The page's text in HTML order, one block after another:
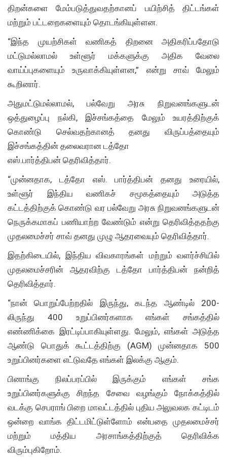
திறன்களை மேம்படுத்துவதற்கானப் பயிற்சித் திட்டங்கள்
மற்றும் பட்டறைகளையும் தொடங்கியுள்ளன.
“இந்த முயற்சிகள் வணிகத் திறனை அதிகரிப்பதோடு
மட்டுமல்லாமல் உள்ளூர் மக்களுக்கு அதிக வேலை
வாய்ப்புகளையும் உருவாக்கியுள்ளன,” என்று சாவ் மேலும்
கூறினார்.
அதுமட்டுமல்லாமல், பல்வேறு அரசு நிறுவனங்களுடன்
ஒத்துழைப்பு நல்கி, இச்சங்கத்தை மேலும் உயரத்திற்குக்
கொண்டு செல்வதற்கானத் தனது விருப்பத்தையும்
இச்சங்கத்தின் தலைவரான டத்தோ
எஸ்.பார்த்திபன் தெரிவித்தார்.
“முன்னதாக, டத்தோ எஸ். பார்த்திபன் தனது உரையில்,
உள்ளூர் இந்திய வணிகச் சமூகத்தையும் அடுத்த
கட்டத்திற்குக் கொண்டு வர பல்வேறு அரசு நிறுவனங்களுடன்
நெருக்கமாகப் பணியாற்ற வேண்டும் என்று தெரிவித்ததற்கு
முதலமைச்சர் சாவ் தனது முழு ஆதரவையும் தெரிவித்தார்.
இதற்கிடையில், இந்திய விவகாரங்கள் மற்றும் வளர்ச்சியில்
முதலமைச்சரின் ஆதரவிற்கு டத்தோ பார்த்திபன் நன்றித்
தெரிவித்தார்.
“நான் பொறுப்பேற்றதில் இருந்து, கடந்த ஆண்டில் 200-
லிருந்து 400 உறுப்பினர்களாக எங்கள் சங்கத்தில்
எண்ணிக்கை இரட்டிப்பாகியுள்ளது. மேலும், எங்கள் அடுத்த
ஆண்டு பொதுக் கூட்டத்திற்கு (AGM) முன்னதாக 500
உறுப்பினர்களை எட்டுவதே எங்கள் இலக்கு ஆகும்.
பினாங்கு நிலப்பரப்பில் இருக்கும் எங்கள் சங்க
உறுப்பினர்களுக்கு சிறந்த சேவை வழங்கும் நோக்கத்தில்
வடக்கு செபராங் பிறை மாவட்டத்தில் புதிய அலுவலக கட்டிடம்
ஒன்றை வாங்க திட்டமிட்டுள்ளோம் என்பதை முதலமைச்சர்
மற்றும் மத்திய அரசாங்கத்திற்குத் தெரிவிக்க
விரும்புகிறோம்.